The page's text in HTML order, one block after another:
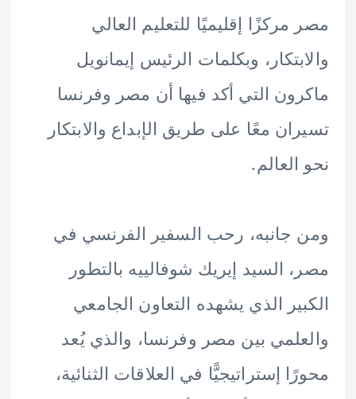
إقليميًا للتعليم العالي
وبكلمات الرئيس إيمانويل
التي أكد فيها أن مصر وفرنسا
معًا على طريق الإبداع والابتكار
جانبه، رحب السفير الفرنسي في
السيد إيريك شوفالييه بالتطور
الذي يشهده التعاون الجامعي
بين مصر وفرنسا، والذي يُعد
إستراتيجيًّا في العلاقات الثنائية،